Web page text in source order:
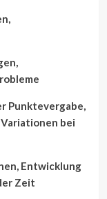
Punktevergabe,
bei
Entwicklung
Zeit